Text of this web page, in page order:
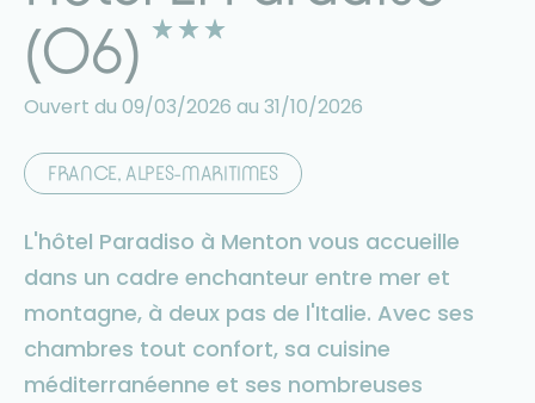
(06)
Ouvert du 09/03/2026 au 31/10/2026
FRANCE, ALPES-MARITIMES
L'hôtel Paradiso à Menton vous accueille
dans un cadre enchanteur entre mer et
montagne, à deux pas de l'Italie. Avec ses
chambres tout confort, sa cuisine
méditerranéenne et ses nombreuses